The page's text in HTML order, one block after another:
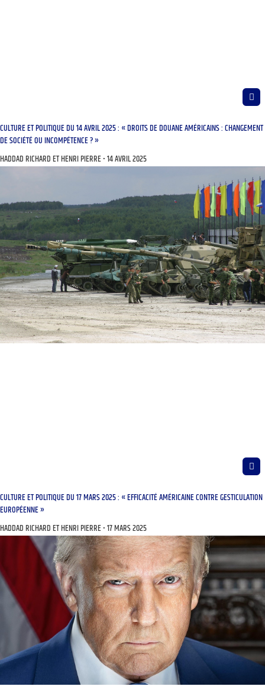
CULTURE ET POLITIQUE DU 14 AVRIL 2025 : « DROITS DE DOUANE AMÉRICAINS : CHANGEMENT
DE SOCIÉTÉ OU INCOMPÉTENCE ? »
HADDAD RICHARD ET HENRI PIERRE 14 AVRIL 2025
CULTURE ET POLITIQUE DU 17 MARS 2025 : « EFFICACITÉ AMÉRICAINE CONTRE GESTICULATION
EUROPÉENNE »
HADDAD RICHARD ET HENRI PIERRE 17 MARS 2025